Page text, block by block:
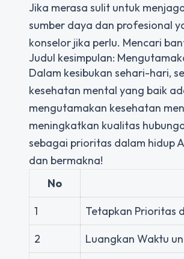
Jika merasa sulit untuk
sumber daya dan profesional
konselor jika perlu. Mencari
Judul kesimpulan:
Dalam kesibukan sehari-hari,
kesehatan mental yang baik
mengutamakan kesehatan
meningkatkan kualitas
sebagai prioritas dalam hidup
dan bermakna!
No
1
Tetapkan Prioritas
2
Luangkan Waktu